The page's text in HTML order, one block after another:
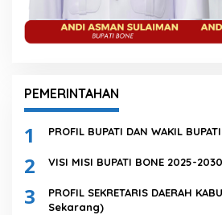
PEMERINTAHAN
1 PROFIL BUPATI DAN WAKIL
2 VISI MISI BUPATI BONE 2025-2030
3
PROFIL SEKRETARIS DAERAH
Sekarang)